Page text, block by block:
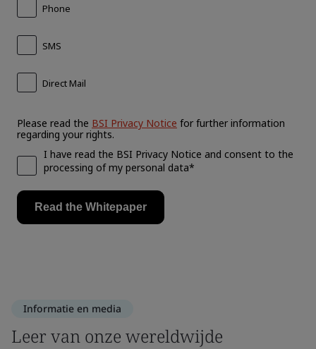
Informatie en media
Leer van onze wereldwijde